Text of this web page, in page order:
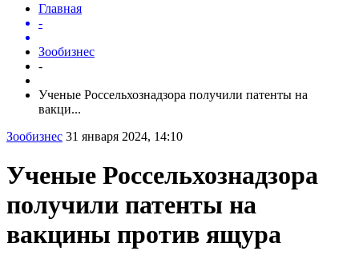
Главная
-
Зообизнес
-
Ученые Россельхознадзора получили патенты на
вакци...
Зообизнес 31 января 2024, 14:10
Ученые Россельхознадзора
получили патенты на
вакцины против ящура